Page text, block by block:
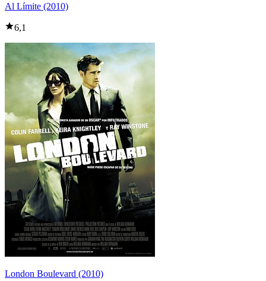
Al Límite (2010)
6,1
London Boulevard (2010)